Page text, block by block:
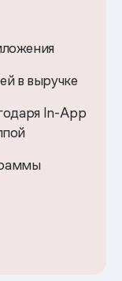
в выручке
In-App